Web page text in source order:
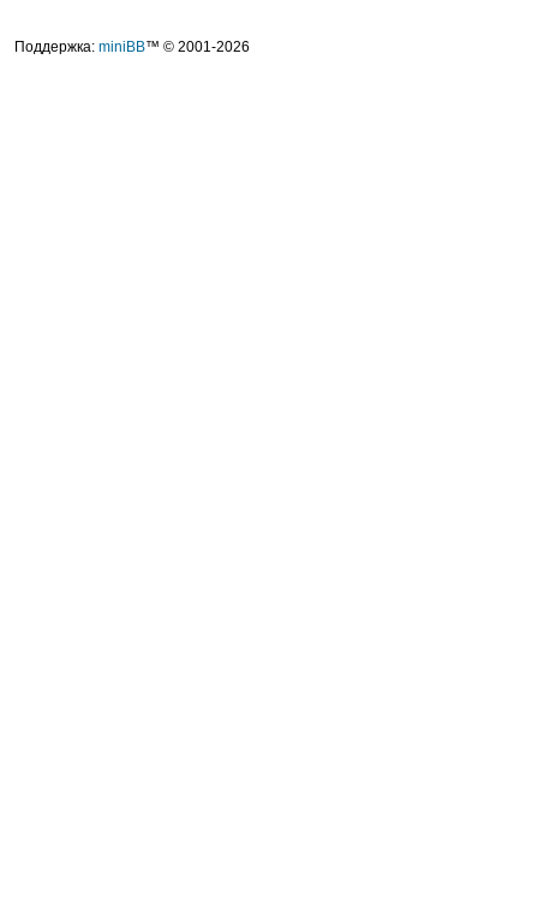
Поддержка: miniBB™ © 2001-2026